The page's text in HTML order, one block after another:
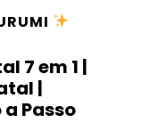
7 em 1 |
|
Passo